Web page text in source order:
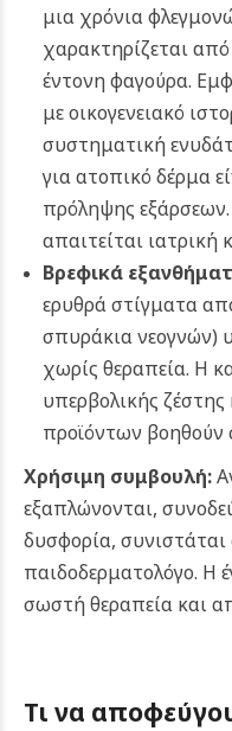
μια χρόνια
χαρακτηρίζεται
έντονη φαγούρα.
με οικογενειακό
συστηματική
για ατοπικό δέρμα
πρόληψης
απαιτείται ιατρική
Βρεφικά
ερυθρά στίγματα
σπυράκια νεογνών)
χωρίς θεραπεία. Η
υπερβολικής
προϊόντων βοηθούν
Χρήσιμη συμβουλή:
εξαπλώνονται,
δυσφορία,
παιδοδερματολόγο. Η
σωστή θεραπεία και
Τι να